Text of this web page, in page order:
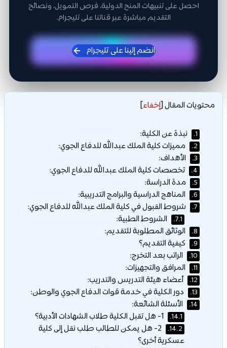
احصل على تنبيهات المنح الدولية، فرص التمويل، ونصائح
التقديم مباشرة عبر قناتنا على تليجرام.
انضم إلينا على تليجرام
محتويات المقال[إخفاء]
1. نبذة عن الكلية:
2. مميزات كلية الملك عبدالله للدفاع الجوي:
3. الأهداف:
4. تخصصات كلية الملك عبدالله للدفاع الجوي:
5. مدة الدراسة:
6. المناهج الدراسية والبرامج التدريبية:
7. شروط القبول في كلية الملك عبدالله للدفاع الجوي:
7.1. الشروط الطبية:
8. الوثائق المطلوبة للتقديم:
9. كيفية التقديم؟
10. الراتب بعد التخرج:
11. المرافق والتجهيزات:
12. أعضاء هيئة التدريس والتدريب:
13. دور الكلية في خدمة قوات الدفاع الجوي والوطن:
14. الأسئلة الشائعة:
14.1.
14.2.
2- هل يمكن للطالب طلب نقل إلى كلية
عسكرية أخرى؟